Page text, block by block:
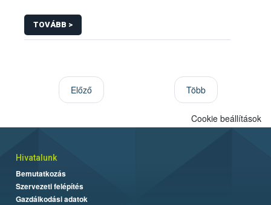
TOVÁBB >
Előző Több
Cookie beállítások
Hivatalunk
Bemutatkozás
Szervezeti felépítés
Gazdálkodási adatok